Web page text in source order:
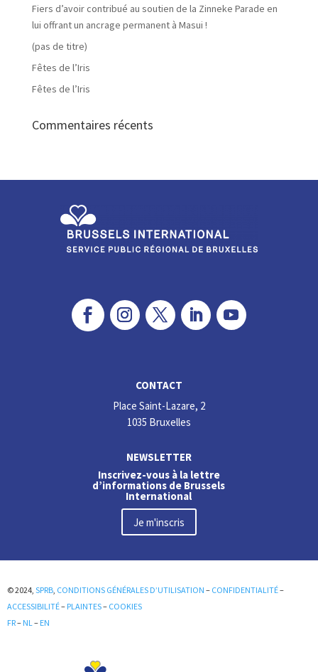
Fiers d’avoir contribué au soutien de la Zinneke Parade en
lui offrant un ancrage permanent à Masui !
(pas de titre)
Fêtes de l’Iris
Fêtes de l’Iris
Commentaires récents
CONTACT
Place Saint-Lazare, 2
1035 Bruxelles
NEWSLETTER
Inscrivez-vous à la lettre
d’informations de Brussels
International
Je m'inscris
© 2024, SPRB CONDITIONS GÉNÉRALES D’UTILISATION – CONFIDENTIALITÉ–
ACCESSIBILITÉ– PLAINTES– COOKIES
FR– NL – EN